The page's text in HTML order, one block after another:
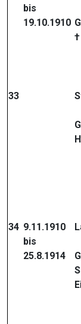
bis
19.10.1910
†
33
34 9.11.1910
bis
25.8.1914